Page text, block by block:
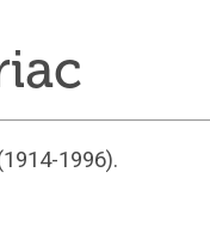
1996).